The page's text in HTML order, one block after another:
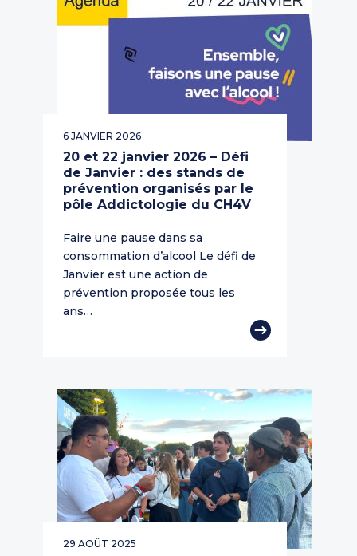
6 JANVIER 2026
20 et 22 janvier 2026 – Défi
de Janvier : des stands de
prévention organisés par le
pôle Addictologie du CH4V
Faire une pause dans sa
consommation d’alcool Le défi de
Janvier est une action de
prévention proposée tous les
ans…
29 AOÛT 2025